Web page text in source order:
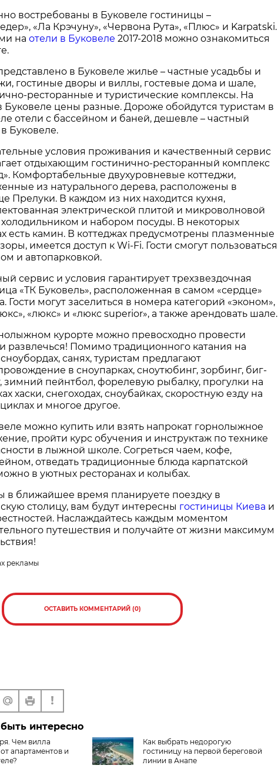
востребованы в Буковеле гостиницы –
«Ла Крэчуну», «Червона Рута», «Плюс» и Karpatski.
на отели в Буковеле 2017-2018 можно ознакомиться
в Буковеле жилье – частные усадьбы и
гостиные дворы и виллы, гостевые дома и шале,
ресторанные и туристические комплексы. На
Буковеле цены разные. Дороже обойдутся туристам в
отели с бассейном и баней, дешевле – частный
Буковеле.
условия проживания и качественный сервис
отдыхающим гостинично-ресторанный комплекс
Комфортабельные двухуровневые коттеджи,
из натурального дерева, расположены в
Прелуки. В каждом из них находится кухня,
электрической плитой и микроволновой
и набором посуды. В некоторых
есть камин. В коттеджах предусмотрены плазменные
имеется доступ к Wi-Fi. Гости смогут пользоваться
и автопарковкой.
сервис и условия гарантирует трехзвездочная
«ТК Буковель», расположенная в самом «сердце»
Гости могут заселиться в номера категорий «эконом»,
«люкс» и «люкс superior», а также арендовать шале.
курорте можно превосходно провести
развлечься! Помимо традиционного катания на
санях, туристам предлагают
в сноупарках, сноутюбинг, зорбинг, биг-
зимний пейнтбол, форелевую рыбалку, прогулки на
хаски, снегоходах, сноубайках, скоростную езду на
и многое другое.
можно купить или взять напрокат горнолыжное
пройти курс обучения и инструктаж по технике
в лыжной школе. Согреться чаем, кофе,
отведать традиционные блюда карпатской
в уютных ресторанах и колыбах.
в ближайшее время планируете поездку в
столицу, вам будут интересны гостиницы Киева и
Наслаждайтесь каждым моментом
путешествия и получайте от жизни максимум
рекламы
ОСТАВИТЬ КОММЕНТАРИЙ (0)
интересно
Чем вилла
апартаментов и
Как выбрать недорогую
гостиницу на первой береговой
линии в Анапе